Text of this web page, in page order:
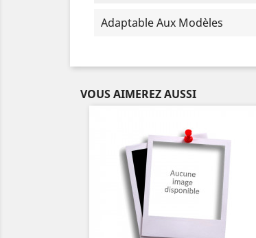
Adaptable Aux Modèles
VOUS AIMEREZ AUSSI